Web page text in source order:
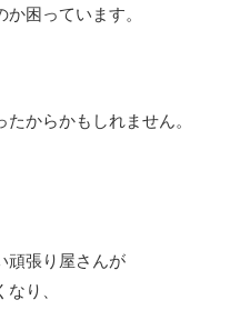
困っています。
からかもしれません。
頑張り屋さんが
り、